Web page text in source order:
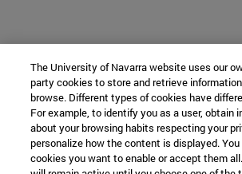
The University of Navarra website uses our
party cookies to store and retrieve
browse. Different types of cookies have
For example, to identify you as a user, obtain
about your browsing habits respecting your
personalize how the content is displayed.
cookies you want to enable or accept them